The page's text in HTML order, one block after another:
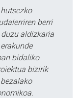
berri
aldizkaria
bidaliko
bizirik